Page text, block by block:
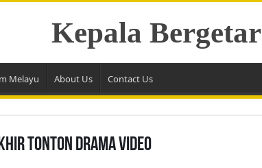
Kepala Bergetar
Melayu About Us Contact Us
Tonton Drama Video